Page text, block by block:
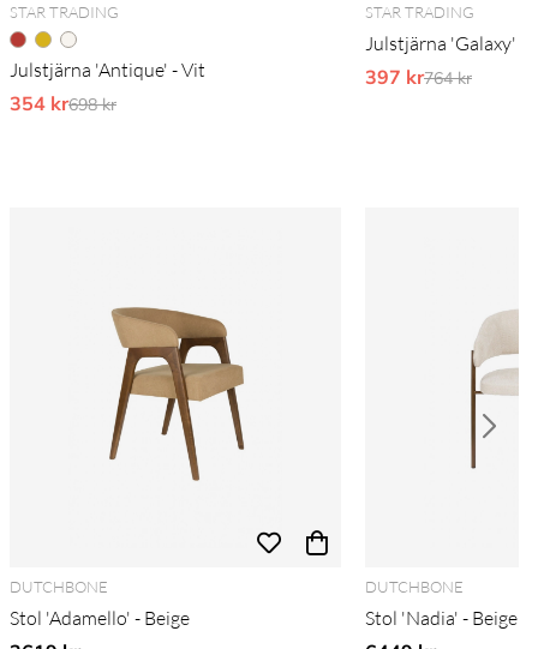
STAR TRADING
Julstjärna 'Antique' - Vit
354 krOrdinarie pris:
698 kr
STAR TRADING
Julstjärna 'Galaxy'
397 krOrdinarie
764 kr
DUTCHBONE
Stol 'Adamello' - Beige
DUTCHBONE
Stol 'Nadia' - Beige